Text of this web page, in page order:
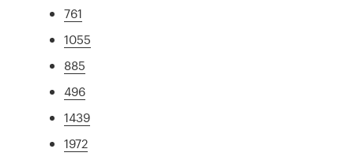
761
1055
885
496
1439
1972